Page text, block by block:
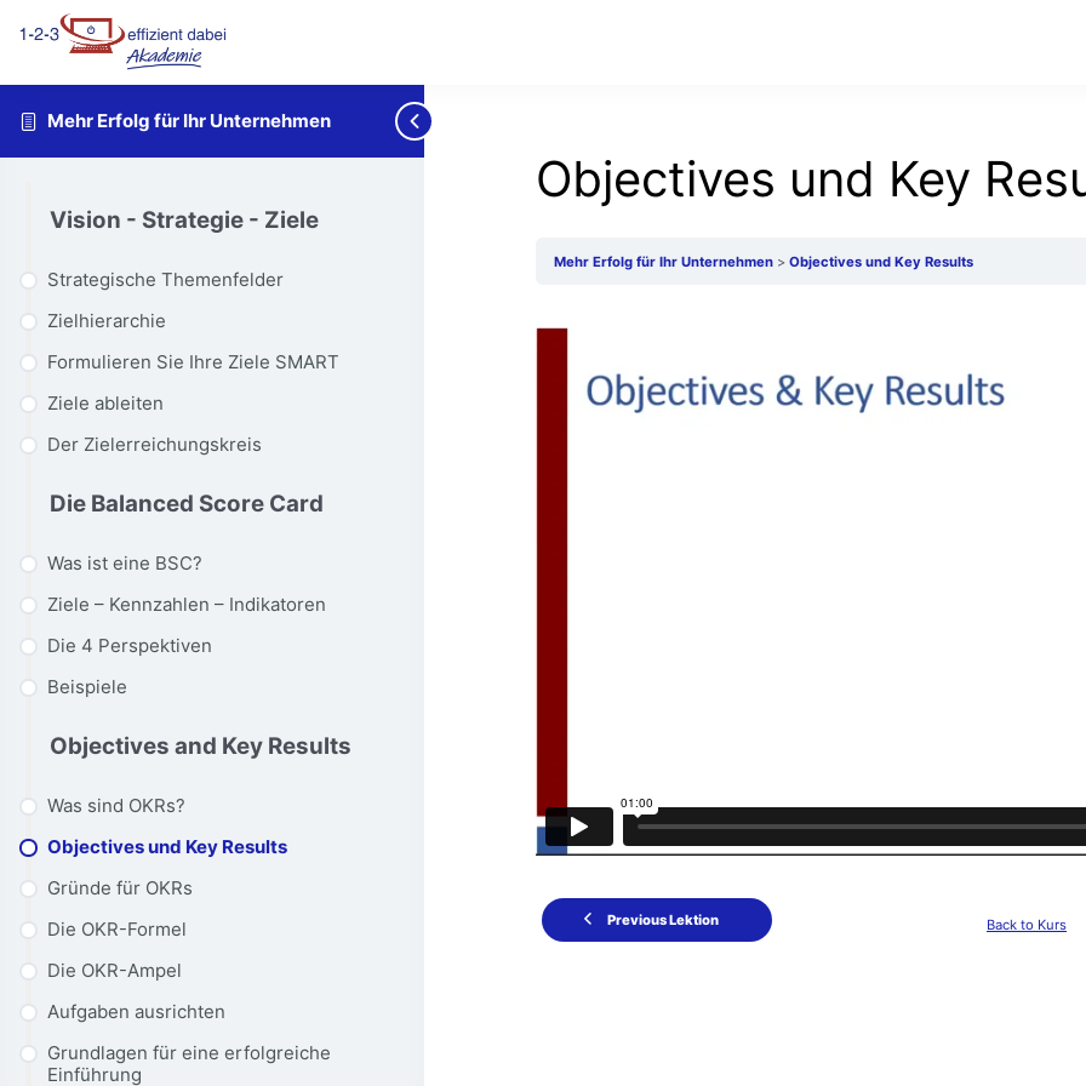
Mehr Erfolg für Ihr Unternehmen
Vision - Strategie - Ziele
Strategische Themenfelder
Zielhierarchie
Formulieren Sie Ihre Ziele SMART
Ziele ableiten
Der Zielerreichungskreis
Die Balanced Score Card
Was ist eine BSC?
Ziele – Kennzahlen – Indikatoren
Die 4 Perspektiven
Beispiele
Objectives and Key Results
Was sind OKRs?
Objectives und Key Results
Gründe für OKRs
Die OKR-Formel
Die OKR-Ampel
Aufgaben ausrichten
Grundlagen für eine erfolgreiche
Einführung
Objectives und Key
Mehr Erfolg für Ihr Unternehmen Objectives und Key Results
Previous Lektion Back to Kurs